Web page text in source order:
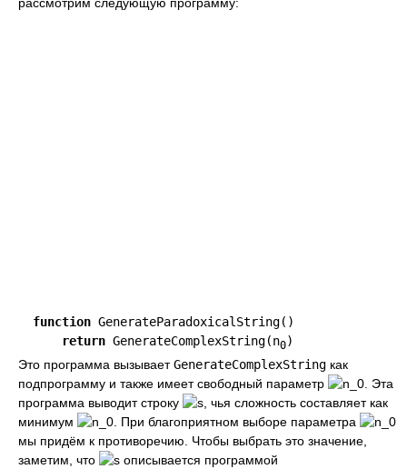
function GenerateParadoxicalString()
return GenerateComplexString(n0)
Это программа вызываетGenerateComplexString как
подпрограмму и также имеет свободный параметр
. Эта
программа выводит строку
, чья сложность составляет как
минимум
. При благоприятном выборе параметра
мы придём к противоречию. Чтобы выбрать это значение,
заметим, что
описывается программой